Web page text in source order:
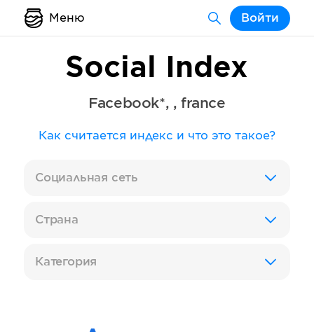
Меню Войти
Social Index
Facebook*, ,france
Как считается индекс и что это такое?
Социальная сеть
Страна
Категория